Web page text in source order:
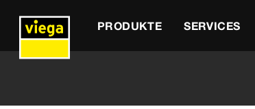
PRODUKTE SERVICES